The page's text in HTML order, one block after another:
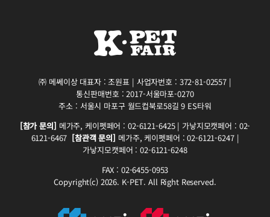
㈜ 메쎄이상 대표자 : 조원표 | 사업자번호 : 372-81-02557 |
통신판매번호 : 2017-서울마포-0270
주소 : 서울시 마포구 월드컵북로58길 9 ES타워
[참가 문의] 메가주, 케이펫페어 : 02-6121-6425 | 가낳지모캣페어 : 02-
6121-6467 [참관객 문의] 메가주, 케이펫페어 : 02-6121-6247 |
가낳지모캣페어 : 02-6121-6248
FAX : 02-6455-0953
Copyright(c) 2026. K-PET. All Right Reserved.